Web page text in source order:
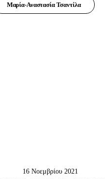
Μαρία-Αναστασία Τσαντίλα
16 Νοεμβρίου 2021